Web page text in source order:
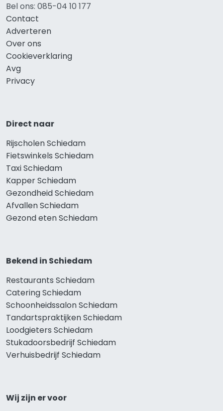
Bel ons: 085-04 10 177
Contact
Adverteren
Over ons
Cookieverklaring
Avg
Privacy
Direct naar
Rijscholen Schiedam
Fietswinkels Schiedam
Taxi Schiedam
Kapper Schiedam
Gezondheid Schiedam
Afvallen Schiedam
Gezond eten Schiedam
Bekend in Schiedam
Restaurants Schiedam
Catering Schiedam
Schoonheidssalon Schiedam
Tandartspraktijken Schiedam
Loodgieters Schiedam
Stukadoorsbedrijf Schiedam
Verhuisbedrijf Schiedam
Wij zijn er voor